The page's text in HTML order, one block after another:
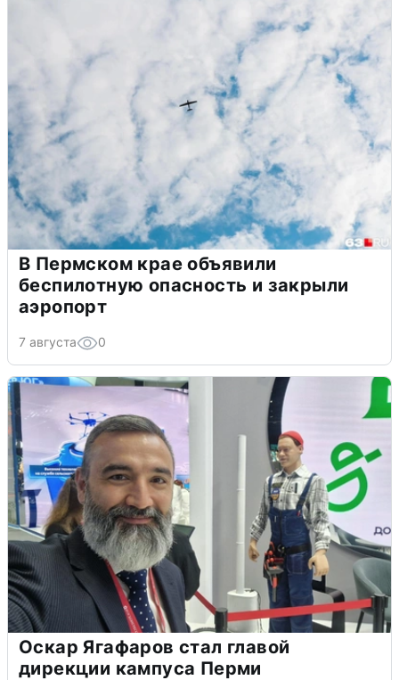
В Пермском крае объявили
беспилотную опасность и закрыли
аэропорт
7 августа 0
Оскар Ягафаров стал главой
дирекции кампуса Перми